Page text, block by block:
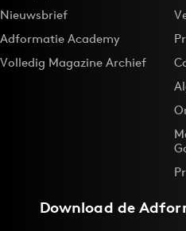
Customer Experience
Data & Insights
Design
Interne communicatie
Nieuwsbrief
Adformatie Academy
Volledig Magazine Archief
Download de